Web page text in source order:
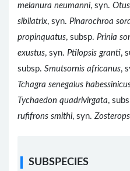
melanura neumanni, syn.
sibilatrix, syn. Pinarochroa
propinquatus, subsp. Prinia
exustus, syn. Ptilopsis granti,
subsp. Smutsornis africanus,
Tchagra senegalus
Tychaedon quadrivirgata,
rufifrons smithi, syn.
SUBSPECIES